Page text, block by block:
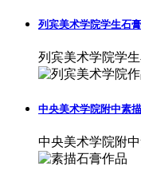
列宾美术学院学生石
列宾美术学院学
中央美术学院附中素
中央美术学院附